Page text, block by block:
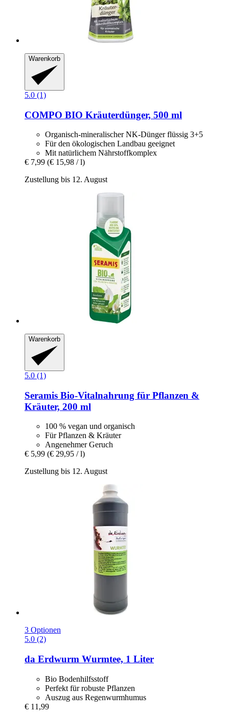
Warenkorb
5.0 (1)
COMPO BIO Kräuterdünger, 500 ml
Organisch-mineralischer NK-Dünger flüssig 3+5
Für den ökologischen Landbau geeignet
Mit natürlichem Nährstoffkomplex
€ 7,99 (€ 15,98 / l)
Zustellung bis 12. August
Warenkorb
5.0 (1)
Seramis Bio-​Vitalnahrung für Pflanzen &
Kräuter, 200 ml
100 % vegan und organisch
Für Pflanzen & Kräuter
Angenehmer Geruch
€ 5,99 (€ 29,95 / l)
Zustellung bis 12. August
3 Optionen
5.0 (2)
da Erdwurm Wurmtee, 1 Liter
Bio Bodenhilfsstoff
Perfekt für robuste Pflanzen
Auszug aus Regenwurmhumus
€ 11,99